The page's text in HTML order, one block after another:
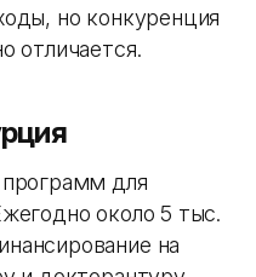
но конкуренция
отличается.
для
около 5 тыс.
на